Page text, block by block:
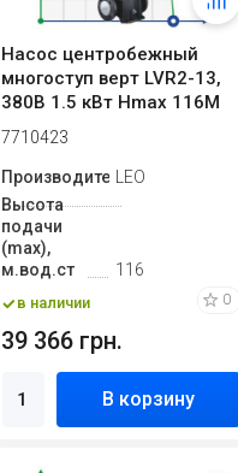
Насос центробежный
многоступ верт LVR2-13,
380В 1.5 кВт Hmax 116М
Qmax 58.3 л...
7710423
ПроизводительLEO
Высота
подачи
(max),
м.вод.ст
116
в наличии 0
39 366 грн.
В корзину